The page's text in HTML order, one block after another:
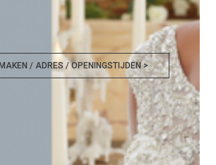
/ ADRES / OPENINGSTIJDEN >